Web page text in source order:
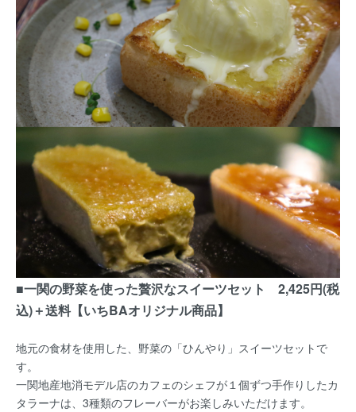
■一関の野菜を使った贅沢なスイーツセット 2,425円(税
込)＋送料【いちBAオリジナル商品】
地元の食材を使用した、野菜の「ひんやり」スイーツセットで
す。
一関地産地消モデル店のカフェのシェフが１個ずつ手作りしたカ
タラーナは、3種類のフレーバーがお楽しみいただけます。